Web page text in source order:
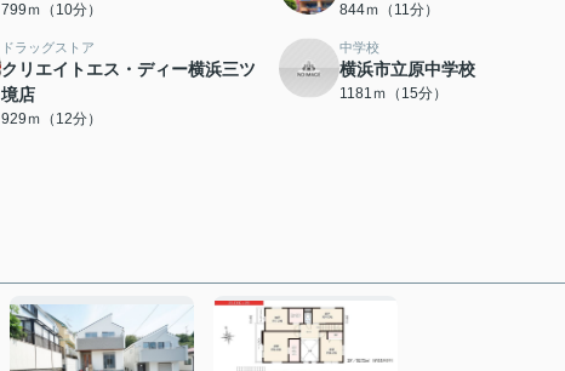
799ｍ（10分） 844ｍ（11分）
ドラッグストア
クリエイトエス・ディー横浜三ツ
境店
929ｍ（12分）
中学校
横浜市立原中学校
1181ｍ（15分）